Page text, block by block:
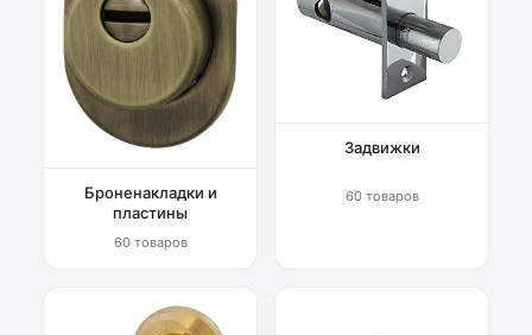
Броненакладки и
пластины
60 товаров
Задвижки
60 товаров